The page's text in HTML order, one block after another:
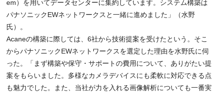
em）を用いてデータセンターに集約しています。システム構築は
パナソニックEWネットワークスと一緒に進めました」（水野
氏）。
Acaneの構築に際しては、6社から技術提案を受けたという。そこ
からパナソニックEWネットワークスを選定した理由を水野氏に伺
った。「まず構築や保守・サポートの費用について、ありがたい提
案をもらいました。多様なカメラデバイスにも柔軟に対応できる点
も魅力でした。また、当社が力を入れる画像解析についても一番実